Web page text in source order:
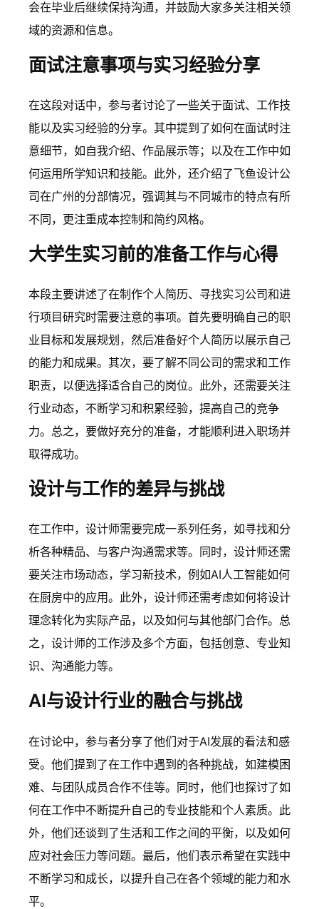
会在毕业后继续保持沟通，并鼓励大家多关注相关领
域的资源和信息。
面试注意事项与实习经验分享
在这段对话中，参与者讨论了一些关于面试、工作技
能以及实习经验的分享。其中提到了如何在面试时注
意细节，如自我介绍、作品展示等；以及在工作中如
何运用所学知识和技能。此外，还介绍了飞鱼设计公
司在广州的分部情况，强调其与不同城市的特点有所
不同，更注重成本控制和简约风格。
大学生实习前的准备工作与心得
本段主要讲述了在制作个人简历、寻找实习公司和进
行项目研究时需要注意的事项。首先要明确自己的职
业目标和发展规划，然后准备好个人简历以展示自己
的能力和成果。其次，要了解不同公司的需求和工作
职责，以便选择适合自己的岗位。此外，还需要关注
行业动态，不断学习和积累经验，提高自己的竞争
力。总之，要做好充分的准备，才能顺利进入职场并
取得成功。
设计与工作的差异与挑战
在工作中，设计师需要完成一系列任务，如寻找和分
析各种精品、与客户沟通需求等。同时，设计师还需
要关注市场动态，学习新技术，例如AI人工智能如何
在厨房中的应用。此外，设计师还需考虑如何将设计
理念转化为实际产品，以及如何与其他部门合作。总
之，设计师的工作涉及多个方面，包括创意、专业知
识、沟通能力等。
AI与设计行业的融合与挑战
在讨论中，参与者分享了他们对于AI发展的看法和感
受。他们提到了在工作中遇到的各种挑战，如建模困
难、与团队成员合作不佳等。同时，他们也探讨了如
何在工作中不断提升自己的专业技能和个人素质。此
外，他们还谈到了生活和工作之间的平衡，以及如何
应对社会压力等问题。最后，他们表示希望在实践中
不断学习和成长，以提升自己在各个领域的能力和水
平。